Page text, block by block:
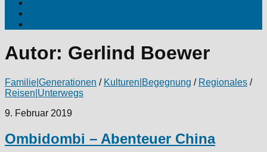
Autor: Gerlind Boewer
Familie|Generationen / Kulturen|Begegnung / Regionales /
Reisen|Unterwegs
9. Februar 2019
Ombidombi – Abenteuer China